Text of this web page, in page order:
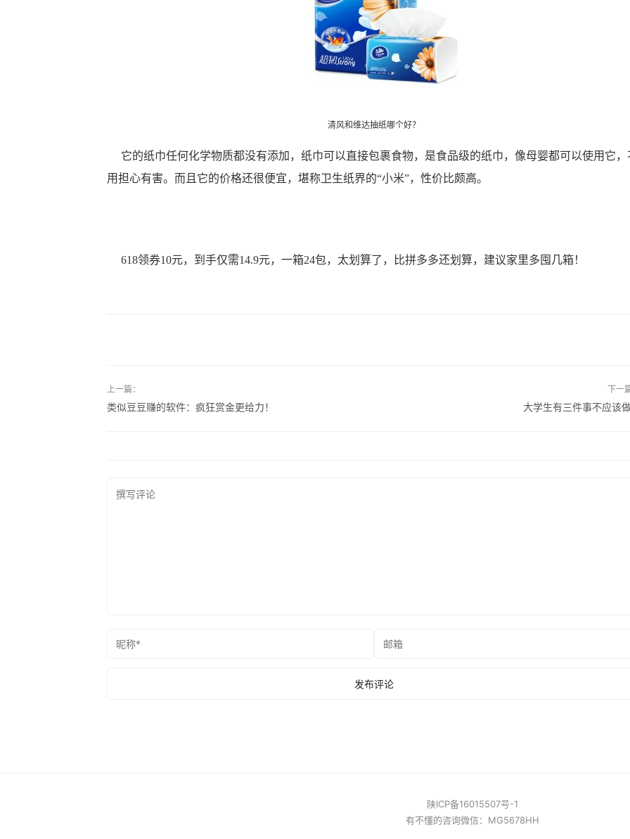
清风和维达抽纸哪个好？
它的纸巾任何化学物质都没有添加，纸巾可以直接包裹食物，是食品级的纸巾，像母婴都可以使用它，
用担心有害。而且它的价格还很便宜，堪称卫生纸界的“小米”，性价比颇高。
618领券10元，到手仅需14.9元，一箱24包，太划算了，比拼多多还划算，建议家里多囤几箱！
上一篇：
类似豆豆赚的软件：疯狂赏金更给力！
下一
大学生有三件事不应该
陕ICP备16015507号-1
有不懂的咨询微信：MG5678HH